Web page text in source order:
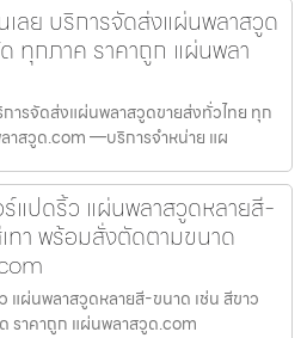
เลย บริการจัดส่งแผ่นพลาสวูด
ทุกภาค ราคาถูก แผ่นพลา
ารจัดส่งแผ่นพลาสวูดขายส่งทั่วไทย ทุก
าสวูด.com —บริการจำหน่าย แผ
ร์แปดริ้ว แผ่นพลาสวูดหลายสี-
ทา พร้อมสั่งตัดตามขนาด
แผ่นพลาสวูดหลายสี-ขนาด เช่น สีขาว
ราคาถูก แผ่นพลาสวูด.com